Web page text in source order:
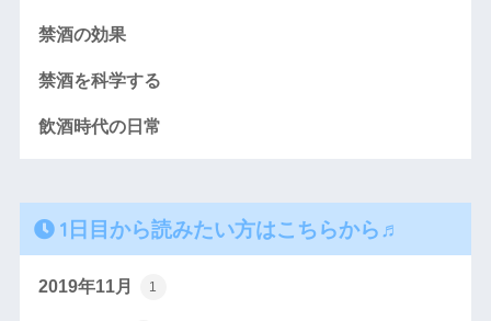
禁酒の効果
禁酒を科学する
飲酒時代の日常
1日目から読みたい方はこちらから♬
2019年11月 1